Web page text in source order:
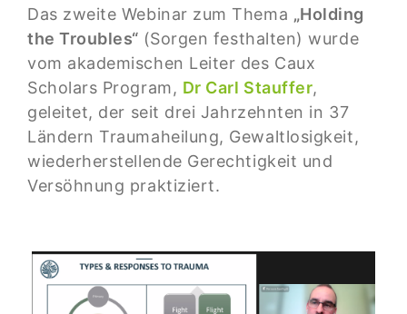
Das zweite Webinar zum Thema „Holding
the Troubles“ (Sorgen festhalten) wurde
vom akademischen Leiter des Caux
Scholars Program, Dr Carl Stauffer,
geleitet, der seit drei Jahrzehnten in 37
Ländern Traumaheilung, Gewaltlosigkeit,
wiederherstellende Gerechtigkeit und
Versöhnung praktiziert.